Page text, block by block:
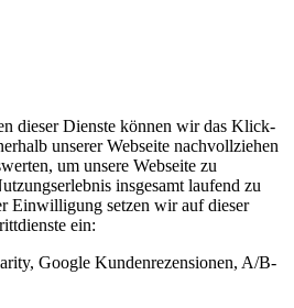
dieser Dienste können wir das Klick-
unserer Webseite nachvollziehen
um unsere Webseite zu
insgesamt laufend zu
Einwilligung setzen wir auf dieser
ein:
Google Kundenrezensionen, A/B-